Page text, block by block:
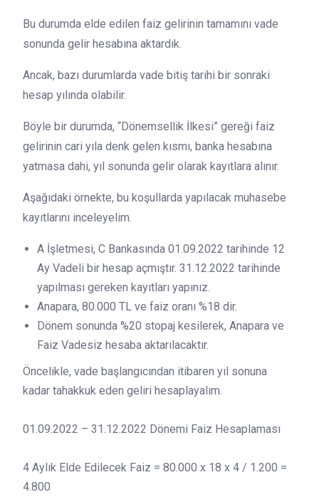
Bu durumda elde edilen faiz gelirinin tamamını vade
sonunda gelir hesabına aktardık.
Ancak, bazı durumlarda vade bitiş tarihi bir sonraki
hesap yılında olabilir.
Böyle bir durumda, “Dönemsellik İlkesi” gereği faiz
gelirinin cari yıla denk gelen kısmı, banka hesabına
yatmasa dahi, yıl sonunda gelir olarak kayıtlara alınır.
Aşağıdaki örnekte, bu koşullarda yapılacak muhasebe
kayıtlarını inceleyelim.
A İşletmesi, C Bankasında 01.09.2022 tarihinde 12
Ay Vadeli bir hesap açmıştır. 31.12.2022 tarihinde
yapılması gereken kayıtları yapınız.
Anapara, 80.000 TL ve faiz oranı %18 dir.
Dönem sonunda %20 stopaj kesilerek, Anapara ve
Faiz Vadesiz hesaba aktarılacaktır.
Öncelikle, vade başlangıcından itibaren yıl sonuna
kadar tahakkuk eden geliri hesaplayalım.
01.09.2022 – 31.12.2022 Dönemi Faiz Hesaplaması
4 Aylık Elde Edilecek Faiz = 80.000 x 18 x 4 / 1.200 =
4.800